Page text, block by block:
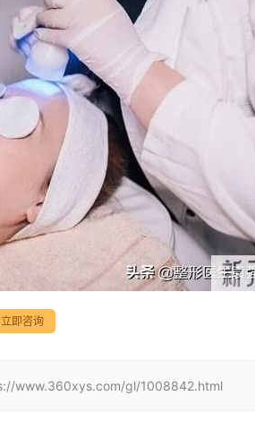
即咨询
www.360xys.com/gl/1008842.html